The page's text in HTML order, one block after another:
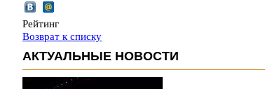
Рейтинг
Возврат к списку
АКТУАЛЬНЫЕ НОВОСТИ